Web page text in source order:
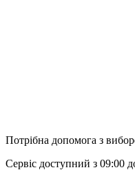
Потрібна допомога з
Сервіс доступний з 09:00